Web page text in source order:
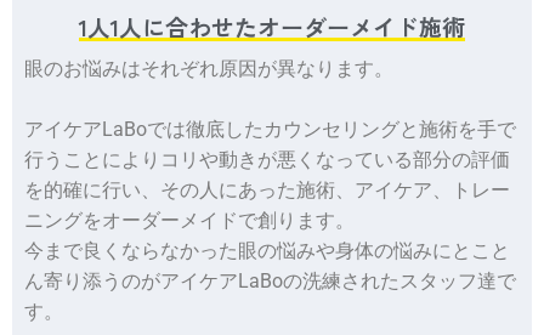
1人1人に合わせたオーダーメイド施術
眼のお悩みはそれぞれ原因が異なります。
アイケアLaBoでは徹底したカウンセリングと施術を手で
行うことによりコリや動きが悪くなっている部分の評価
を的確に行い、その人にあった施術、アイケア、トレー
ニングをオーダーメイドで創ります。
今まで良くならなかった眼の悩みや身体の悩みにとこと
ん寄り添うのがアイケアLaBoの洗練されたスタッフ達で
す。